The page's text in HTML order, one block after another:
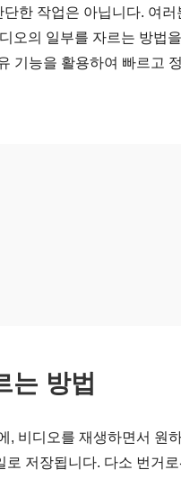
한 작업은 아닙니다. 여러
오의 일부를 자르는 방법
기능을 활용하여 빠르고
는 방법
, 비디오를 재생하면서 원
저장됩니다. 다소 번거로